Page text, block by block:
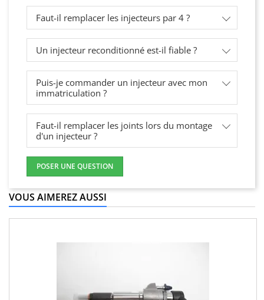
Faut-il remplacer les injecteurs par 4 ?
Un injecteur reconditionné est-il fiable ?
Puis-je commander un injecteur avec mon
immatriculation ?
Faut-il remplacer les joints lors du montage
d'un injecteur ?
POSER UNE QUESTION
VOUS AIMEREZ AUSSI